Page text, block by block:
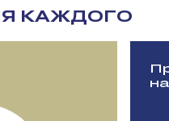
КАЖДОГО